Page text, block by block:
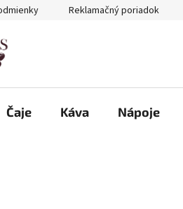
Reklamačný poriadok
Čaje Káva Nápoje